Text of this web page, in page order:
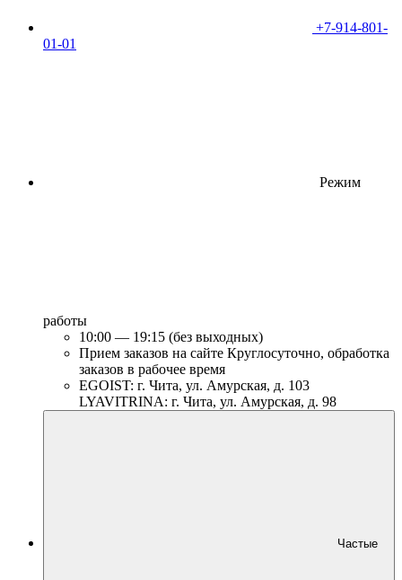
+7-914-801-
01-01
Режим
работы
10:00 — 19:15 (без выходных)
Прием заказов на сайте Круглосуточно, обработка
заказов в рабочее время
EGOIST: г. Чита, ул. Амурская, д. 103
LYAVITRINA: г. Чита, ул. Амурская, д. 98
Частые